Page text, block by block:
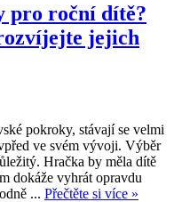
pro roční dítě?
jejich
pokroky, stávají se velmi
ve svém vývoji. Výběr
Hračka by měla dítě
dokáže vyhrát opravdu
... Přečtěte si více »